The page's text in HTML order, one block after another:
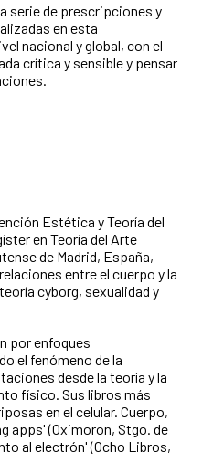
serie de prescripciones y
en esta
nacional y global, con el
crítica y sensible y pensar
Estética y Teoría del
en Teoría del Arte
de Madrid, España,
entre el cuerpo y la
cyborg, sexualidad y
por enfoques
el fenómeno de la
desde la teoría y la
físico. Sus libros más
en el celular. Cuerpo,
apps' (Oximoron, Stgo. de
al electrón' (Ocho Libros,